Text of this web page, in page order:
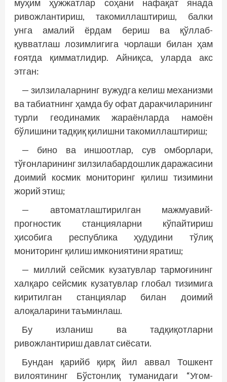
муҳим ҳужжатлар соҳани нафақат янада
ривожлантириш, такомиллаштириш, балки
унга амалий ёрдам бериш ва қўллаб-
қувватлаш лозимлигига чорлаши билан ҳам
ғоятда қимматлидир. Айниқса, уларда акс
этган:
— зилзилаларнинг вужудга келиш механизми
ва табиатнинг ҳамда бу офат даракчиларининг
турли геодинамик жараёнларда намоён
бўлишини тадқиқ қилишни такомиллаштириш;
— бино ва иншоотлар, сув омборлари,
тўғонларининг зилзилабардошлик даражасини
доимий космик мониторинг қилиш тизимини
жорий этиш;
— автоматлаштирилган мажмуавий-
прогностик станцияларни кўпайтириш
ҳисобига республика ҳудудини тўлиқ
мониторинг қилиш имкониятини яратиш;
— миллий сейсмик кузатувлар тармоғининг
халқаро сейсмик кузатувлар глобал тизимига
киритилган станциялар билан доимий
алоқаларини таъминлаш.
Бу изланиш ва тадқиқотларни
ривожлантириш давлат сиёсати.
Бундан қарийб қирқ йил аввал Тошкент
вилоятининг Бўстонлиқ туманидаги “Угом-